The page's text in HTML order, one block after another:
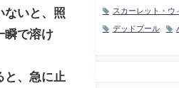
ないと、照
瞬で溶け
と、急に止
スカーレット・ウ
デッドプール